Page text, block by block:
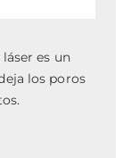
es un
los poros